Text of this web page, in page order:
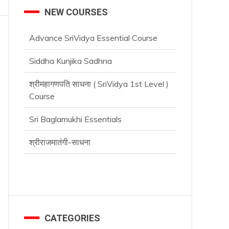
NEW COURSES
Advance SriVidya Essential Course
Siddha Kunjika Sadhna
श्रीमहागणपति साधना ( SriVidya 1st Level )
Course
Sri Baglamukhi Essentials
श्रीराजमातंगी-साधना
CATEGORIES